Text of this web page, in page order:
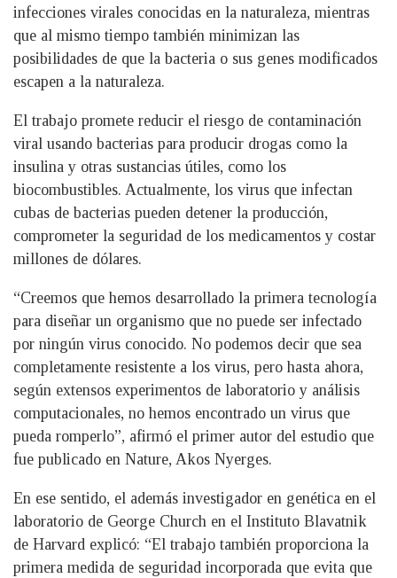
infecciones virales conocidas en la naturaleza, mientras
que al mismo tiempo también minimizan las
posibilidades de que la bacteria o sus genes modificados
escapen a la naturaleza.
El trabajo promete reducir el riesgo de contaminación
viral usando bacterias para producir drogas como la
insulina y otras sustancias útiles, como los
biocombustibles. Actualmente, los virus que infectan
cubas de bacterias pueden detener la producción,
comprometer la seguridad de los medicamentos y costar
millones de dólares.
“Creemos que hemos desarrollado la primera tecnología
para diseñar un organismo que no puede ser infectado
por ningún virus conocido. No podemos decir que sea
completamente resistente a los virus, pero hasta ahora,
según extensos experimentos de laboratorio y análisis
computacionales, no hemos encontrado un virus que
pueda romperlo”, afirmó el primer autor del estudio que
fue publicado en Nature, Akos Nyerges.
En ese sentido, el además investigador en genética en el
laboratorio de George Church en el Instituto Blavatnik
de Harvard explicó: “El trabajo también proporciona la
primera medida de seguridad incorporada que evita que